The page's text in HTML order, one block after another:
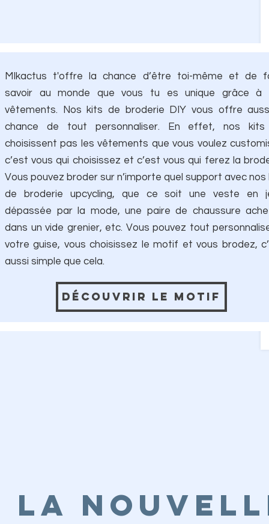
MIkactus t'offre la chance d’être toi-même et de
savoir au monde que vous tu es unique grâce à
vêtements. Nos kits de broderie DIY vous offre
chance de tout personnaliser. En effet, nos
choisissent pas les vêtements que vous voulez
c’est vous qui choisissez et c’est vous qui ferez la
Vous pouvez broder sur n’importe quel support avec nos
de broderie upcycling, que ce soit une veste en
dépassée par la mode, une paire de chaussure
dans un vide grenier, etc. Vous pouvez tout
votre guise, vous choisissez le motif et vous brodez,
aussi simple que cela.
Découvrir le motif
LA